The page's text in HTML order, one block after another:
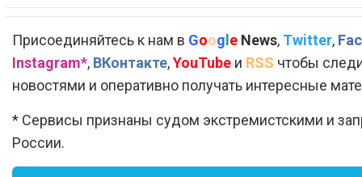
Присоединяйтесь к нам в Google News, Twitter,
Instagram*, ВКонтакте,YouTube и RSS чтобы
новостями и оперативно получать интересные
* Сервисы признаны судом экстремистскими и
России.